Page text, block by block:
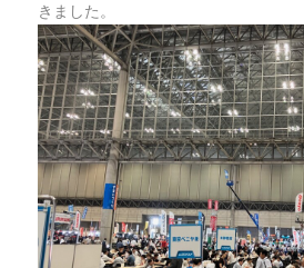
きました。